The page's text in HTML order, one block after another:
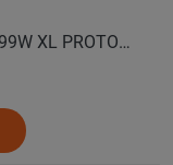
DAVANTI Автошина 225/50 ZR18 99W XL PROTOURA SPORT RPR лето